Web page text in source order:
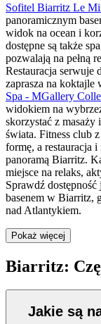
Sofitel Biarritz Le
panoramicznym
widok na ocean i
dostępne są także
pozwalają na pełną
Restauracja serwuje
zaprasza na koktajle
Spa - MGallery
widokiem na
skorzystać z masaży
świata. Fitness club
formę, a restauracja
panoramą Biarritz.
miejsce na relaks,
Sprawdź
basenem w Biarritz,
nad Atlantykiem.
Pokaż więcej
Biarritz:
Jakie są